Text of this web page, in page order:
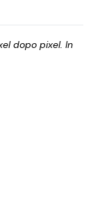
dopo pixel. In